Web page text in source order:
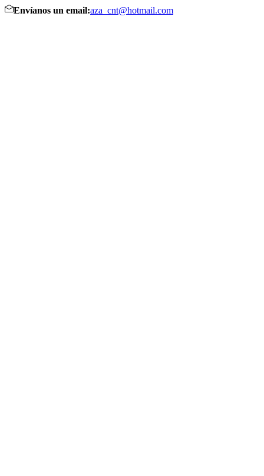
Envíanos un email:aza_cnt@hotmail.com